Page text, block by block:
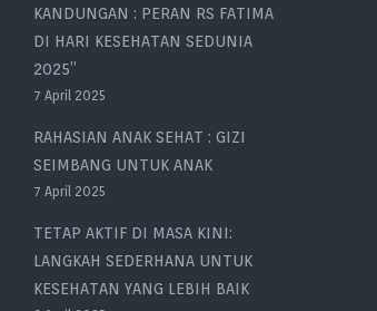
KANDUNGAN : PERAN RS FATIMA
DI HARI KESEHATAN SEDUNIA
2025”
7 April 2025
RAHASIAN ANAK SEHAT : GIZI
SEIMBANG UNTUK ANAK
7 April 2025
TETAP AKTIF DI MASA KINI:
LANGKAH SEDERHANA UNTUK
KESEHATAN YANG LEBIH BAIK